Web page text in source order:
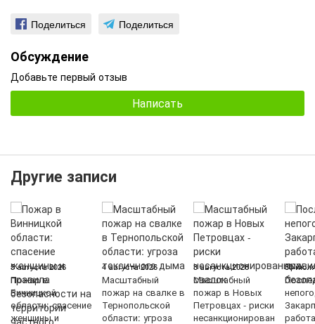
Поделиться Поделиться
Обсуждение
Добавьте первый отзыв
Написать
Другие записи
5 августа 2026
Пожар в
Винницкой
области: спасение
женщины и
4 августа 2026
Масштабный
пожар на свалке в
Тернопольской
области: угроза
3 августа 2026
Масштабный
пожар в Новых
Петровцах - риски
несанкционирован
30